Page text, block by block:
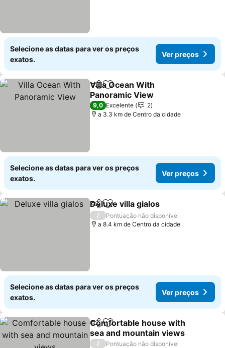
Selecione as datas para ver os preços
exatos.
Ver preços
PartilharAdicionar aos favoritos
Villa Ocean With
Panoramic View
9,0 Excelente
2
a 3.3 km de Centro da cidade
Selecione as datas para ver os preços
exatos.
Ver preços
PartilharAdicionar aos favoritos
Deluxe villa gialos
/
Pontuação não disponível
a 8.4 km de Centro da cidade
Selecione as datas para ver os preços
exatos.
Ver preços
PartilharAdicionar aos favoritos
Comfortable house with
sea and mountain views
/
Pontuação não disponível